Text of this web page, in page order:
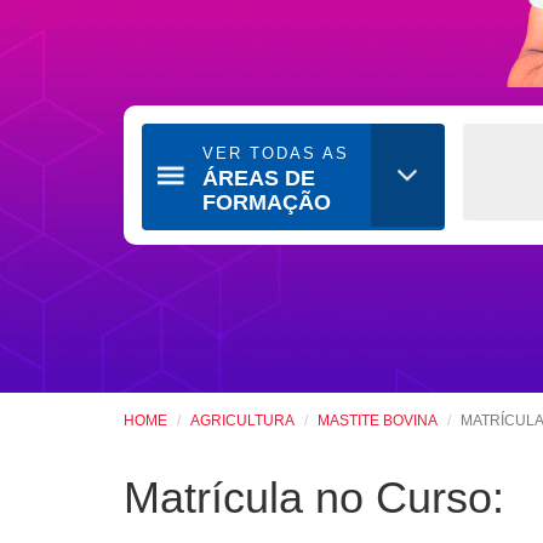
VER TODAS AS
ÁREAS DE
FORMAÇÃO
HOME AGRICULTURA MASTITE BOVINA MATRÍCULA
Matrícula no Curso: